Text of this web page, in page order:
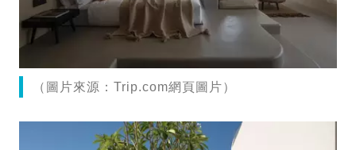
（圖片來源：Trip.com網頁圖片）